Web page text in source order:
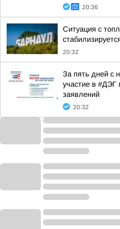
20:36
Ситуация с
20:32
За пять дней с
участие в #ДЭГ
заявлений
20:32